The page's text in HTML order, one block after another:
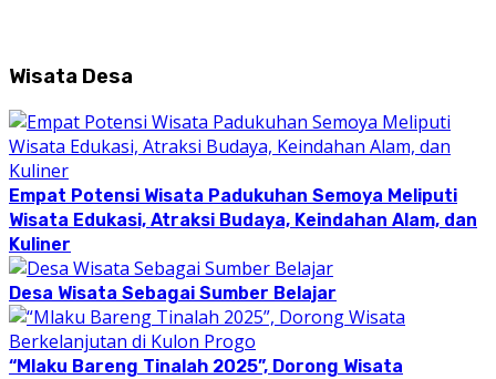
Wisata Desa
Empat Potensi Wisata Padukuhan Semoya Meliputi
Wisata Edukasi, Atraksi Budaya, Keindahan Alam, dan
Kuliner
Desa Wisata Sebagai Sumber Belajar
“Mlaku Bareng Tinalah 2025”, Dorong Wisata